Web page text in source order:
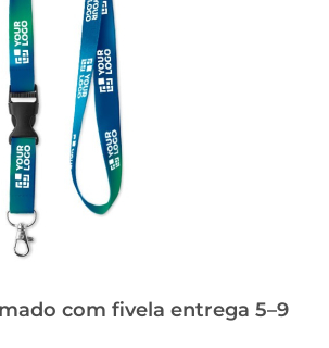
com fivela entrega 5–9